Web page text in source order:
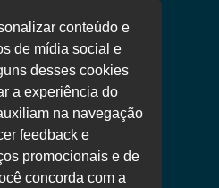
conteúdo e
de mídia social e
desses cookies
a experiência do
na navegação
feedback e
promocionais e de
concorda com a